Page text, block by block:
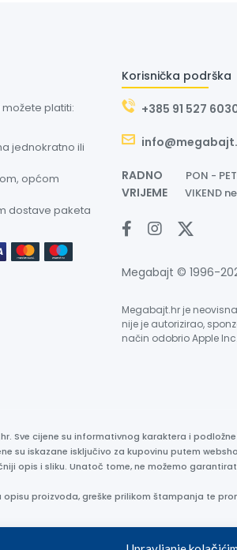
platiti:
jednokratno ili
općom
dostave paketa
Korisnička podrška
+385 91 527
RADNO PON -
VRIJEME VIKEND
Megabajt © 1996-
Megabajt.hr je
nije je autorizirao,
način odobrio Apple Inc.
Sve cijene su informativnog karaktera i
su iskazane isključivo za kupovinu putem
opis i sliku. Unatoč tome, ne možemo
proizvoda, greške prilikom štampanja te